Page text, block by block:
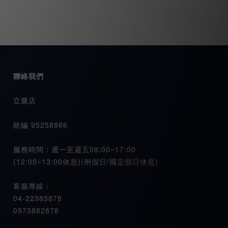
聯絡我們
立騰店
統編 95258866
服務時間：週一至週五08:00~17:00
(12:00~13:00休息)(例假日/國定假日休息)
客服專線：
04-22383878
0973882878